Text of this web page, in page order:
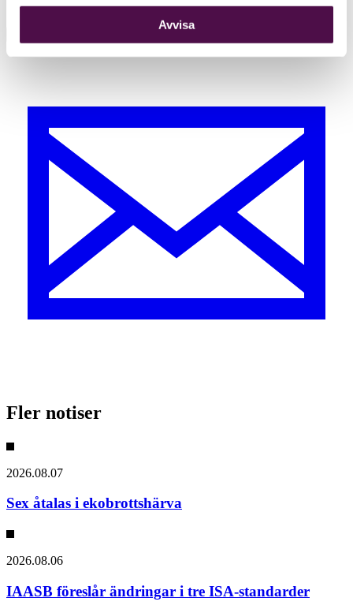
Avvisa
Fler notiser
2026.08.07
Sex åtalas i ekobrottshärva
2026.08.06
IAASB föreslår ändringar i tre ISA-standarder